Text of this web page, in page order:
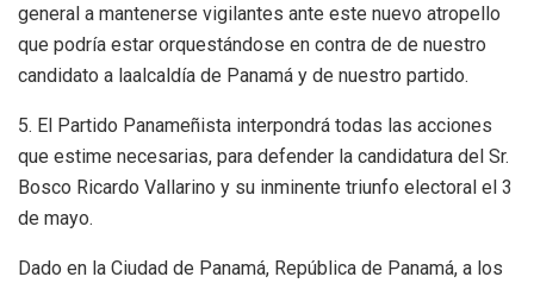
general a mantenerse vigilantes ante este nuevo atropello
que podría estar orquestándose en contra de de nuestro
candidato a laalcaldía de Panamá y de nuestro partido.
5. El Partido Panameñista interpondrá todas las acciones
que estime necesarias, para defender la candidatura del Sr.
Bosco Ricardo Vallarino y su inminente triunfo electoral el 3
de mayo.
Dado en la Ciudad de Panamá, República de Panamá, a los